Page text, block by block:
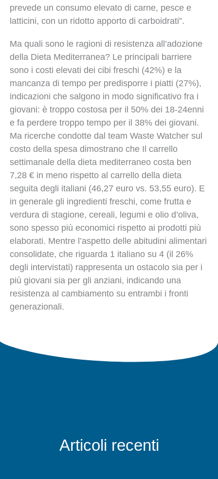
prevede un consumo elevato di carne, pesce e
latticini, con un ridotto apporto di carboidrati”.
Ma quali sono le ragioni di resistenza all’adozione
della Dieta Mediterranea? Le principali barriere
sono i costi elevati dei cibi freschi (42%) e la
mancanza di tempo per predisporre i piatti (27%),
indicazioni che salgono in modo significativo fra i
giovani: è troppo costosa per il 50% dei 18-24enni
e fa perdere troppo tempo per il 38% dei giovani.
Ma ricerche condotte dal team Waste Watcher sul
costo della spesa dimostrano che Il carrello
settimanale della dieta mediterraneo costa ben
7,28 € in meno rispetto al carrello della dieta
seguita degli italiani (46,27 euro vs. 53,55 euro). E
in generale gli ingredienti freschi, come frutta e
verdura di stagione, cereali, legumi e olio d’oliva,
sono spesso più economici rispetto ai prodotti più
elaborati. Mentre l’aspetto delle abitudini alimentari
consolidate, che riguarda 1 italiano su 4 (il 26%
degli intervistati) rappresenta un ostacolo sia per i
più giovani sia per gli anziani, indicando una
resistenza al cambiamento su entrambi i fronti
generazionali.
Articoli recenti